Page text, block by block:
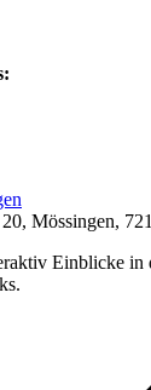
Mössingen,
Einblicke in